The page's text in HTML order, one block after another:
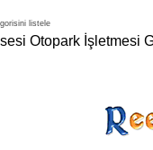
listele
Otopark İşletmesi